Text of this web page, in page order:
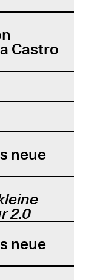
Castro
neue
2.0
neue